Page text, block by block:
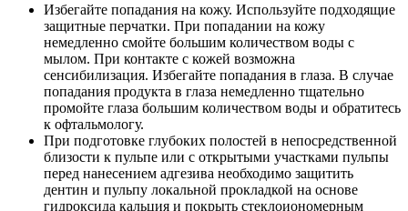
Избегайте попадания на кожу. Используйте подходящие
защитные перчатки. При попадании на кожу
немедленно смойте большим количеством воды с
мылом. При контакте с кожей возможна
сенсибилизация. Избегайте попадания в глаза. В случае
попадания продукта в глаза немедленно тщательно
промойте глаза большим количеством воды и обратитесь
к офтальмологу.
При подготовке глубоких полостей в непосредственной
близости к пульпе или с открытыми участками пульпы
перед нанесением адгезива необходимо защитить
дентин и пульпу локальной прокладкой на основе
гидроксида кальция и покрыть стеклоиономерным